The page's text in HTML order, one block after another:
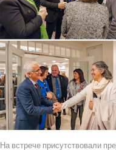
На встрече присутствовали